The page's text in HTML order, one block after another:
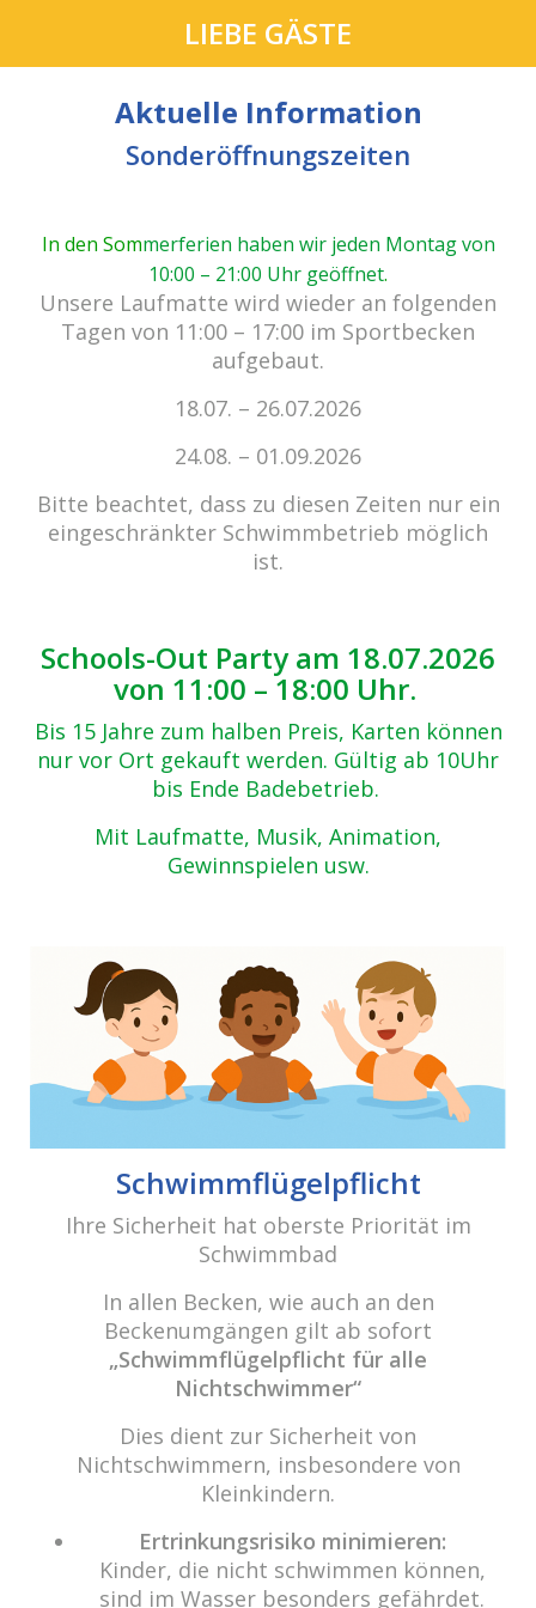
cabrio Senden - das Bad.
Außergewöhnlich, vielfältig!
Kein Einlass bei Gewitter
zu den E-Tickets
Zurück zur Übersicht
Beitrags-
Navigation
10 Jahre cabrio Senden / Pool-Party
Bulderner Str. 15
48308 Senden
Tel.: 0049 (0) 2597 - 93 918 -10
Fax: 0049 (0) 2597 - 93 918 -29
E-Mail:info@cabriosenden.de
Internet:www.cabriosenden.de
Wir freuen uns auf Sie!
Haben Sie Fragen? Wir kümmern uns drum!
Eine Nachricht schreiben
LIEBE GÄSTE
Aktuelle Information
Sonderöffnungszeiten
In den Sommerferien haben wir jeden Montag von
10:00 – 21:00 Uhr geöffnet.
Unsere Laufmatte wird wieder an folgenden
Tagen von 11:00 – 17:00 im Sportbecken
aufgebaut.
18.07. – 26.07.2026
24.08. – 01.09.2026
Bitte beachtet, dass zu diesen Zeiten nur ein
eingeschränkter Schwimmbetrieb möglich
ist.
Schools-Out Party am 18.07.2026
von 11:00 – 18:00 Uhr.
Bis 15 Jahre zum halben Preis, Karten können
nur vor Ort gekauft werden. Gültig ab 10Uhr
bis Ende Badebetrieb.
Mit Laufmatte, Musik, Animation,
Gewinnspielen usw.
Schwimmflügelpflicht
Ihre Sicherheit hat oberste Priorität im
Schwimmbad
In allen Becken, wie auch an den
Beckenumgängen gilt ab sofort
„Schwimmflügelpflicht für alle
Nichtschwimmer“
Dies dient zur Sicherheit von
Nichtschwimmern, insbesondere von
Kleinkindern.
Ertrinkungsrisiko minimieren:
Kinder, die nicht schwimmen können,
sind im Wasser besonders gefährdet.